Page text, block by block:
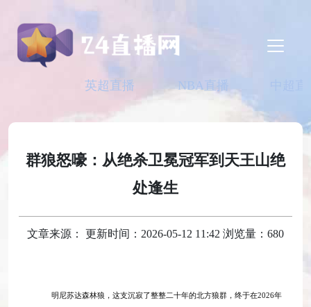
英超直播 NBA直播
群狼怒嚎：从绝杀卫冕冠军到天王山绝
处逢生
文章来源： 更新时间：2026-05-12 11:42 浏览量：680
明尼苏达森林狼，这支沉寂了整整二十年的北方狼群，终于在2026年